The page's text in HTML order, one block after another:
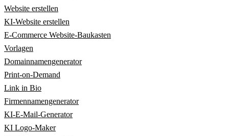
Website erstellen
KI-Website erstellen
E-Commerce Website-Baukasten
Vorlagen
Domainnamengenerator
Print-on-Demand
Link in Bio
Firmennamengenerator
KI-E-Mail-Generator
KI Logo-Maker